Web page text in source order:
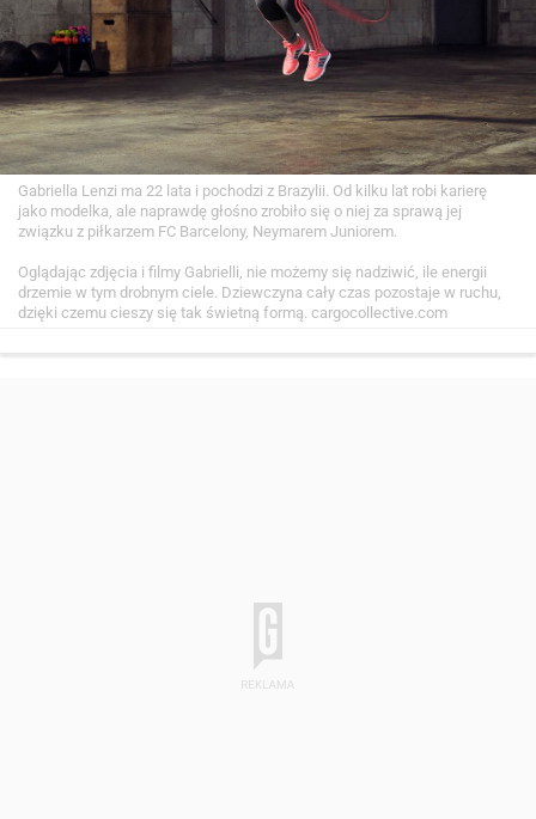
Gabriella Lenzi ma 22 lata i pochodzi z Brazylii. Od kilku lat robi karierę
jako modelka, ale naprawdę głośno zrobiło się o niej za sprawą jej
związku z piłkarzem FC Barcelony, Neymarem Juniorem.
Oglądając zdjęcia i filmy Gabrielli, nie możemy się nadziwić, ile energii
drzemie w tym drobnym ciele. Dziewczyna cały czas pozostaje w ruchu,
dzięki czemu cieszy się tak świetną formą. cargocollective.com